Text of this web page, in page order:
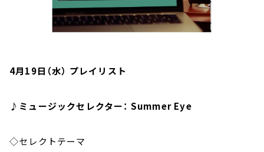
4月19日（水） プレイリスト
♪ミュージックセレクター： Summer Eye
◇セレクトテーマ